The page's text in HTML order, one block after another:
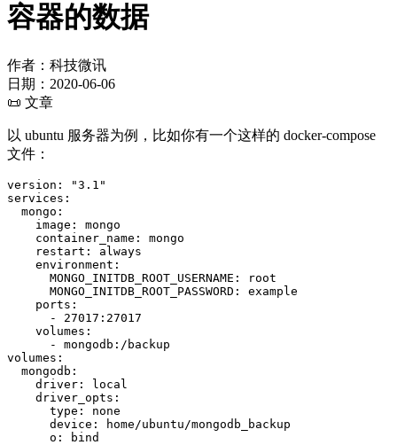
容器的数据
作者：科技微讯
日期： 2020-06-06
📜 文章
以 ubuntu 服务器为例，比如你有一个这样的 docker-compose
文件：
version :
"3.1"
services :
mongo :
image :
container_name :
restart :
environment :
MONGO_INITDB_ROOT_USERNAME :
MONGO_INITDB_ROOT_PASSWORD :
ports :
-
27017 : 27017
volumes :
-
mongodb :
volumes :
mongodb :
driver :
driver_opts :
type :
device :
o :